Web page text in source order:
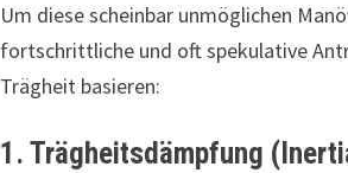
Um diese scheinbar unmöglichen
fortschrittliche und oft spekulative
Trägheit basieren:
1. Trägheitsdämpfung